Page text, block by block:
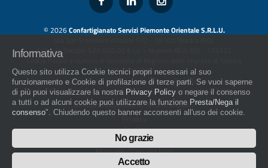
© 2026Confartigianato Servizi Piemonte Orientale S.R.L.U.
Capitale Sociale: 526.000,00 € i.v. - Numero REA: NO - 173322
Codice fiscale e numero di iscrizione al Registro delle Imprese di Novara
01436930034
artigiani.it è registrato nel Registro della Stampa Periodica con il nr. 562
con Decreto del Presidente del Tribunale di Novara del 07/03/13
Direttore Responsabile: Amleto Impaloni
Privacy
Cookie
Whistleblowing
Manuale d'uso del logo
Policy sulla Parità di genere
Informativa
Questo sito utilizza Cookie tecnici propri necessari al suo
funzionamento e Cookie di profilazione di terze parti. Se vuoi saperne
di più puoi visualizzare la nostra Privacy Policy o negare il consenso
a tutti o ad alcuni cookie puoi utilizzare la funzione Presta/Nega il
consenso". Chiudendo questo banner acconsenti all'uso dei cookie.
No grazie
Accetto